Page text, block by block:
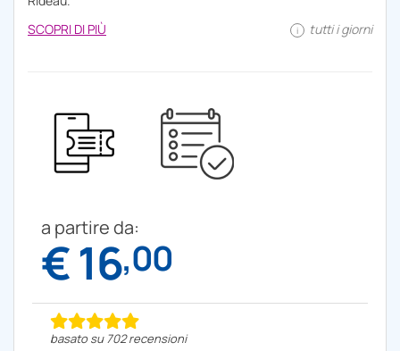
SCOPRI DI PIÙ
i tutti i giorni
a partire da:
€ 16,00
basato su 702 recensioni